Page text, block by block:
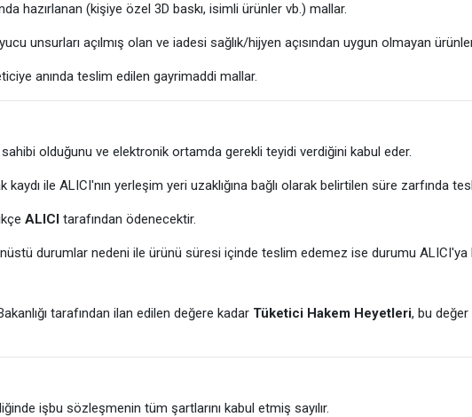
hazırlanan (kişiye özel 3D baskı, isimli ürünler vb.) mallar.
unsurları açılmış olan ve iadesi sağlık/hijyen açısından uygun olmayan
anında teslim edilen gayrimaddi mallar.
olduğunu ve elektronik ortamda gerekli teyidi verdiğini kabul eder.
ile ALICI'nın yerleşim yeri uzaklığına bağlı olarak belirtilen süre zarfında
ALICI tarafından ödenecektir.
durumlar nedeni ile ürünü süresi içinde teslim edemez ise durumu ALICI'ya
tarafından ilan edilen değere kadar Tüketici Hakem Heyetleri, bu
işbu sözleşmenin tüm şartlarını kabul etmiş sayılır.